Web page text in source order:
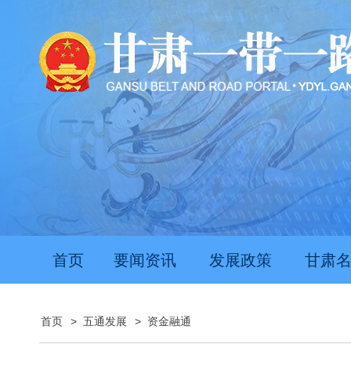
首页 要闻资讯 发展政策 甘肃
首页 > 五通发展 > 资金融通